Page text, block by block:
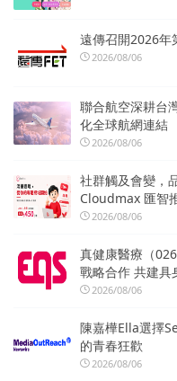
遠傳召開2026年
2026/08/06
聯合航空深耕台
化全球航網連結
2026/08/06
社群觸及會變，
Cloudmax 匯智
2026/08/06
真健康醫療（
戰略合作 共建具
2026/08/06
陳嘉樺Ella選擇
的青春狂歡
2026/08/06